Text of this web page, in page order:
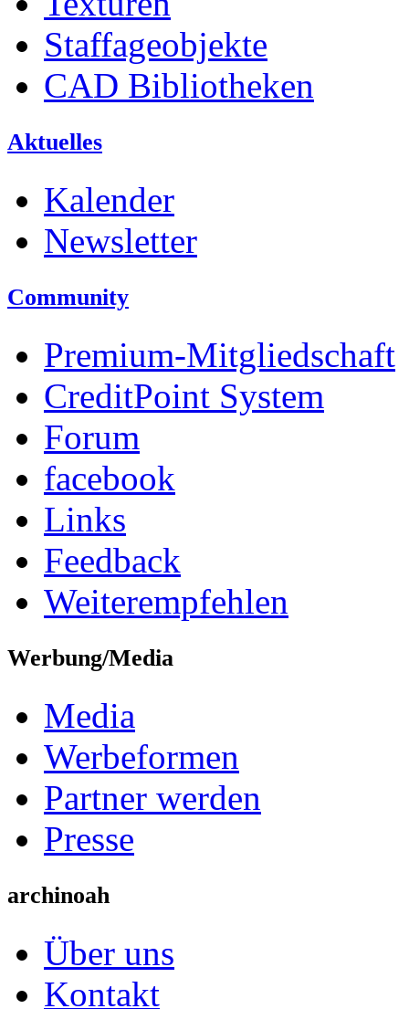
Staffageobjekte
CAD Bibliotheken
Aktuelles
Kalender
Newsletter
Community
Premium-Mitgliedschaft
CreditPoint System
Forum
facebook
Links
Feedback
Weiterempfehlen
Werbung/Media
Media
Werbeformen
Partner werden
Presse
archinoah
Über uns
Kontakt